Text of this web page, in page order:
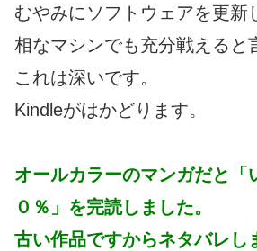
むやみにソフトウェアを更新
相なマシンでも充分戦えると
これは深いです。
Kindleがはかどります。
オールカラーのマンガだと「
０％」を完読しました。
古い作品ですからネタバレし